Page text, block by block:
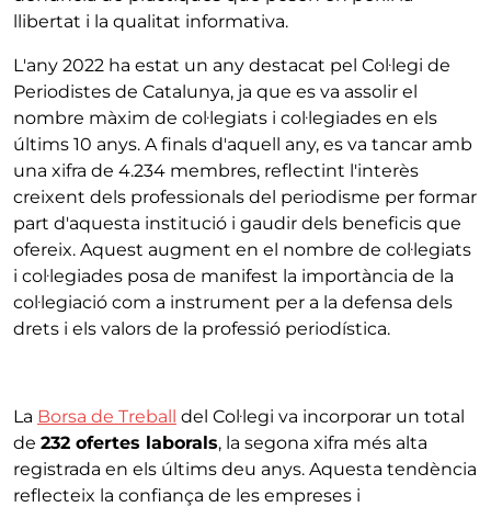
llibertat i la qualitat informativa.
L'any 2022 ha estat un any destacat pel Col·legi de
Periodistes de Catalunya, ja que es va assolir el
nombre màxim de col·legiats i col·legiades en els
últims 10 anys. A finals d'aquell any, es va tancar amb
una xifra de 4.234 membres, reflectint l'interès
creixent dels professionals del periodisme per formar
part d'aquesta institució i gaudir dels beneficis que
ofereix. Aquest augment en el nombre de col·legiats
i col·legiades posa de manifest la importància de la
col·legiació com a instrument per a la defensa dels
drets i els valors de la professió periodística.
La Borsa de Treball del Col·legi va incorporar un total
de 232 ofertes laborals, la segona xifra més alta
registrada en els últims deu anys. Aquesta tendència
reflecteix la confiança de les empreses i